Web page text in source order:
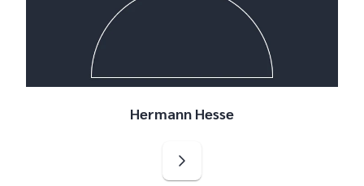
Hermann Hesse